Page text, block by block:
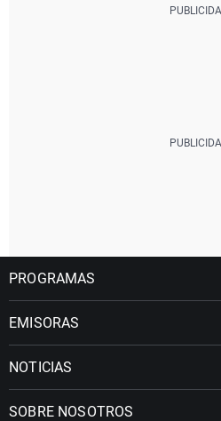
PROGRAMAS
EMISORAS
NOTICIAS
SOBRE NOSOTROS